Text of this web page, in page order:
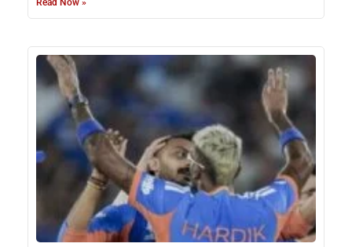
Read Now »